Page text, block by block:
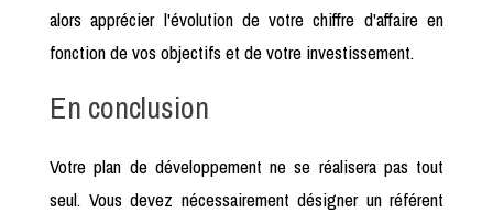
alors apprécier l'évolution de votre chiffre d'affaire en
fonction de vos objectifs et de votre investissement.
En conclusion
Votre plan de développement ne se réalisera pas tout
seul. Vous devez nécessairement désigner un référent